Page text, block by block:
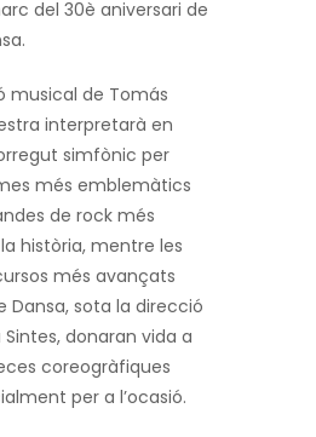
del 30è aniversari de
musical de Tomás
interpretarà en
simfònic per
més emblemàtics
de rock més
història, mentre les
més avançats
Dansa, sota la direcció
Sintes, donaran vida a
coreogràfiques
per a l’ocasió.